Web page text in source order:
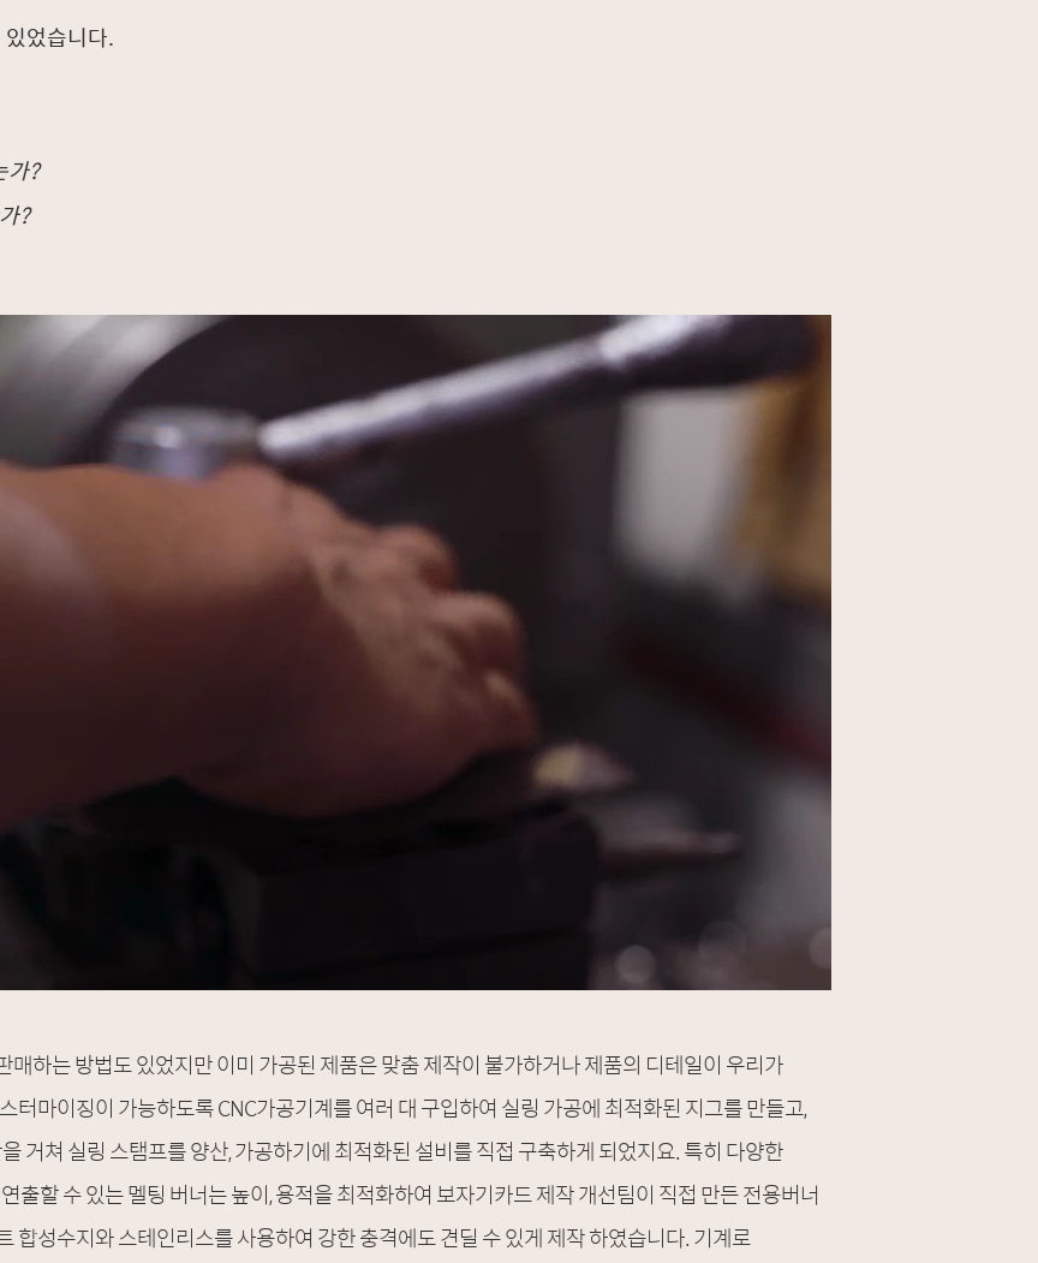
었습니다.
가?
?
하는 방법도 있었지만 이미 가공된 제품은 맞춤 제작이 불가하거나 제품의 디테일이 우리가
터마이징이 가능하도록 CNC가공기계를 여러 대 구입하여 실링 가공에 최적화된 지그를 만들고,
거쳐 실링 스탬프를 양산, 가공하기에 최적화된 설비를 직접 구축하게 되었지요. 특히 다양한
출할 수 있는 멜팅 버너는 높이, 용적을 최적화하여 보자기카드 제작 개선팀이 직접 만든 전용버너
합성수지와 스테인리스를 사용하여 강한 충격에도 견딜 수 있게 제작 하였습니다. 기계로